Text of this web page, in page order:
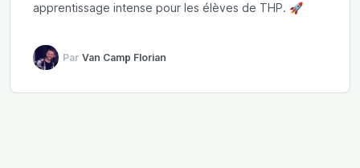
apprentissage intense pour les élèves de THP. 🚀
Par Van Camp Florian